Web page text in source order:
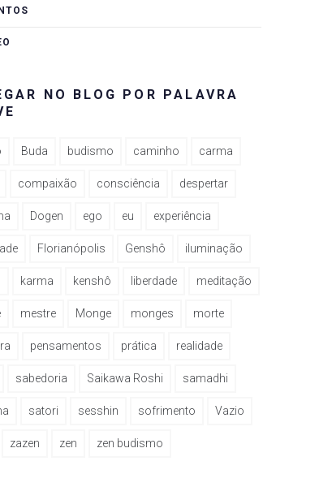
NO BLOG POR PALAVRA
Buda budismo caminho carma
compaixão consciência despertar
Dogen ego eu experiência
Florianópolis Genshô iluminação
karma kenshô liberdade meditação
mestre Monge monges morte
pensamentos prática realidade
sabedoria Saikawa Roshi samadhi
satori sesshin sofrimento Vazio
zazen zen zen budismo